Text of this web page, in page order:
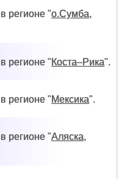
регионе "о.Сумба,
регионе " Коста–Рика".
регионе "Мексика".
регионе "Аляска,